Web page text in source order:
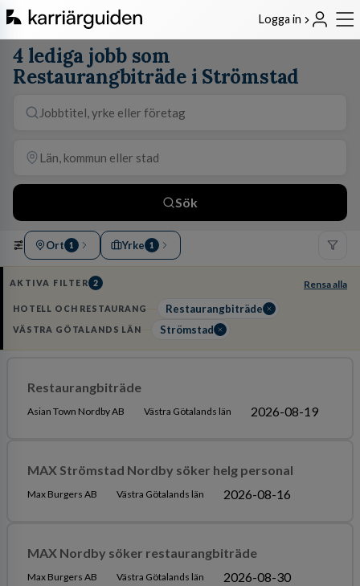
Logga in
4 lediga jobb som
Restaurangbiträde i Strömstad
Sök
Ort 1 Yrke 1
AKTIVA FILTER 2 Rensa alla
HOTELL OCH RESTAURANG Restaurangbiträde
VÄSTRA GÖTALANDS LÄN Strömstad
Restaurangbiträde
Asian Town Nordby AB Västra Götalands län 2026-08-19
MAX Strömstad Nordby söker helg personal
Max Burgers AB Västra Götalands län 2026-08-16
MAX Nordby söker restaurangbiträde
Max Burgers AB Västra Götalands län 2026-08-30